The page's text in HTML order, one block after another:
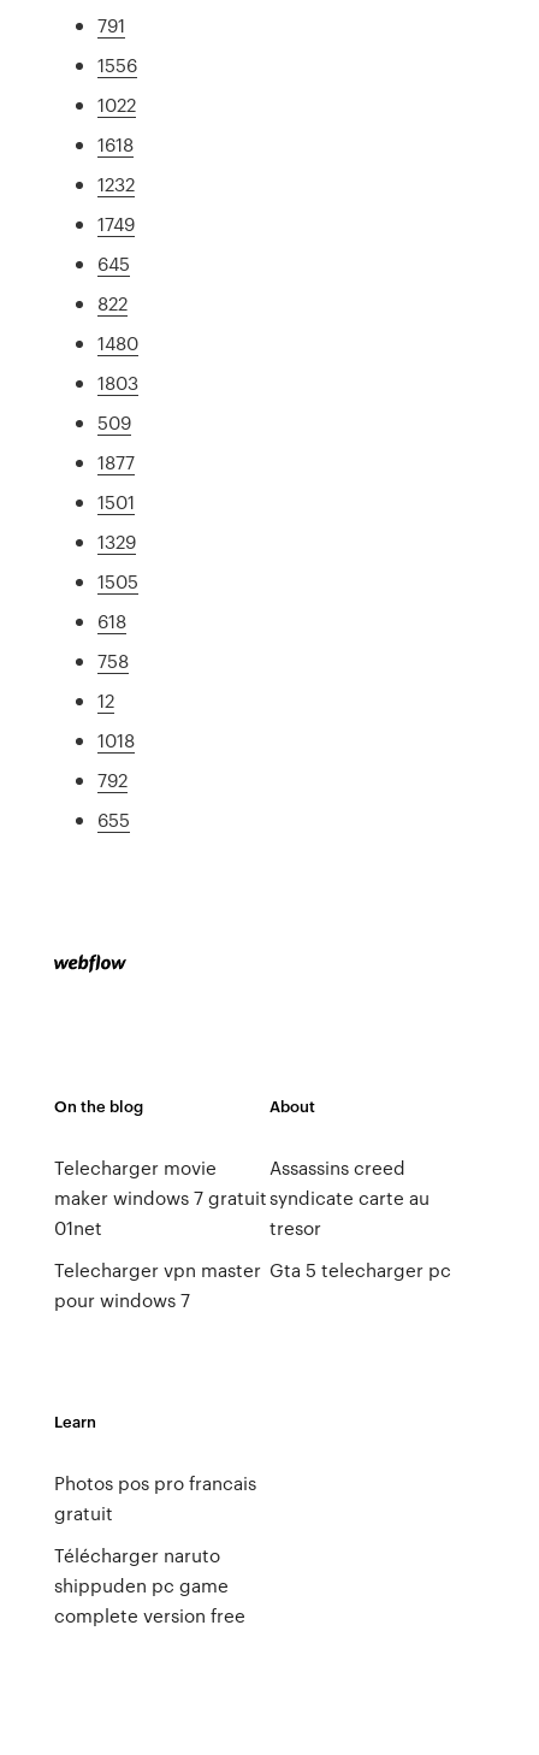
791
1556
1022
1618
1232
1749
645
822
1480
1803
509
1877
1501
1329
1505
618
758
12
1018
792
655
On the blog
Telecharger movie
maker windows 7 gratuit
01net
Telecharger vpn master
pour windows 7
About
Assassins creed
syndicate carte au
tresor
Gta 5 telecharger pc
Learn
Photos pos pro francais
gratuit
Télécharger naruto
shippuden pc game
complete version free